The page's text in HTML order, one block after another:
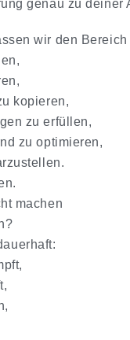
genau zu deiner
wir den
kopieren,
zu erfüllen,
zu optimieren,
machen